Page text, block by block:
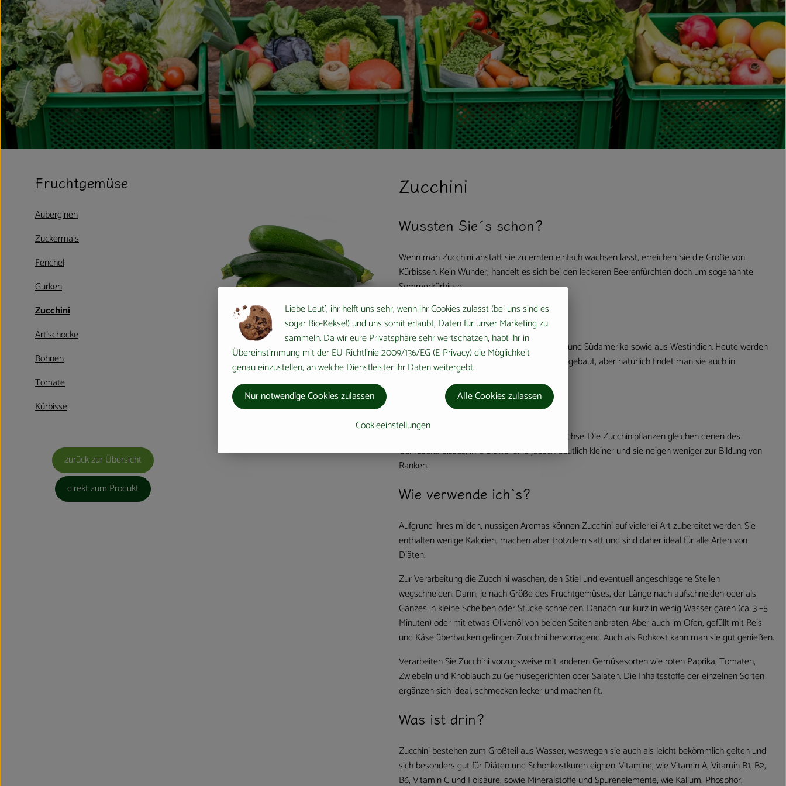
Fruchtgemüse
Auberginen
Zuckermais
Fenchel
Gurken
Zucchini
Artischocke
Bohnen
Tomate
Kürbisse
zurück zur Übersicht
direkt zum Produkt
Zucchini
Wussten Sie´s schon?
Wenn man Zucchini anstatt sie zu ernten einfach wachsen lässt, erreichen Sie die Größe von
Kürbissen. Kein Wunder, handelt es sich bei den leckeren Beerenfürchten doch um sogenannte
Sommerkürbisse.
Wo kommt´s her?
Ursprünglich stammten Zucchini aus Latein- und Südamerika sowie aus Westindien. Heute werden
Sie jedoch vorwiegend im Mittelmeerraum angebaut, aber natürlich findet man sie auch in
deutschen Gärten.
Wie sieht´s aus?
Zucchini gehören zur Familie der Kürbisgewächse. Die Zucchinipflanzen gleichen denen des
Gemüsekürbisses, ihre Blätter sind jedoch deutlich kleiner und sie neigen weniger zur Bildung von
Ranken.
Wie verwende ich`s?
Aufgrund ihres milden, nussigen Aromas können Zucchini auf vielerlei Art zubereitet werden. Sie
enthalten wenige Kalorien, machen aber trotzdem satt und sind daher ideal für alle Arten von
Diäten.
Zur Verarbeitung die Zucchini waschen, den Stiel und eventuell angeschlagene Stellen
wegschneiden. Dann, je nach Größe des Fruchtgemüses, der Länge nach aufschneiden oder als
Ganzes in kleine Scheiben oder Stücke schneiden. Danach nur kurz in wenig Wasser garen (ca. 3 –5
Minuten) oder mit etwas Olivenöl von beiden Seiten anbraten. Aber auch im Ofen, gefüllt mit Reis
und Käse überbacken gelingen Zucchini hervorragend. Auch als Rohkost kann man sie gut genießen.
Verarbeiten Sie Zucchini vorzugsweise mit anderen Gemüsesorten wie roten Paprika, Tomaten,
Zwiebeln und Knoblauch zu Gemüsegerichten oder Salaten. Die Inhaltsstoffe der einzelnen Sorten
ergänzen sich ideal, schmecken lecker und machen fit.
Was ist drin?
Zucchini bestehen zum Großteil aus Wasser, weswegen sie auch als leicht bekömmlich gelten und
sich besonders gut für Diäten und Schonkostkuren eignen. Vitamine, wie Vitamin A, Vitamin B1, B2,
B6, Vitamin C und Folsäure, sowie Mineralstoffe und Spurenelemente, wie Kalium, Phosphor,
Liebe Leut', ihr helft uns sehr, wenn ihr Cookies zulasst (bei uns sind es
sogar Bio-Kekse!) und uns somit erlaubt, Daten für unser Marketing zu
sammeln. Da wir eure Privatsphäre sehr wertschätzen, habt ihr in
Übereinstimmung mit der EU-Richtlinie 2009/136/EG (E-Privacy) die Möglichkeit
genau einzustellen, an welche Dienstleister ihr Daten weitergebt.
Cookieeinstellungen
Nur notwendige Cookies zulassen Alle Cookies zulassen